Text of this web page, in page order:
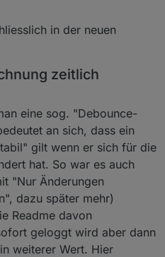
in der neuen
zeitlich
eine sog. "Debounce-
an sich, dass ein
gilt wenn er sich für die
hat. So war es auch
"Nur Änderungen
dazu später mehr)
Readme davon
geloggt wird aber dann
weiterer Wert. Hier